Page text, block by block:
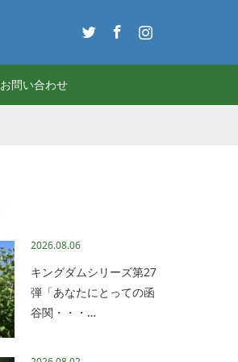
お問い合わせ
2026.08.06
キングダムシリーズ第27
弾「あなたにとっての函
谷関・・・…